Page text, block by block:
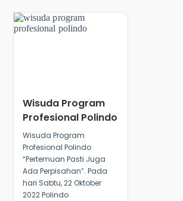
Wisuda Program
Profesional Polindo
Wisuda Program
Profesional Polindo
“Pertemuan Pasti Juga
Ada Perpisahan”. Pada
hari Sabtu, 22 Oktober
2022 Polindo